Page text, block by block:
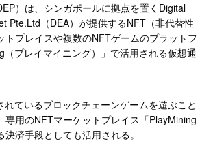
）は、シンガポールに拠点を置くDigital
Pte.Ltd（DEA）が提供するNFT（非代替性
トプレイスや複数のNFTゲームのプラットフ
（プレイマイニング）」で活用される仮想通
れているブロックチェーンゲームを遊ぶこと
専用のNFTマーケットプレイス「PlayMining
済手段としても活用される。